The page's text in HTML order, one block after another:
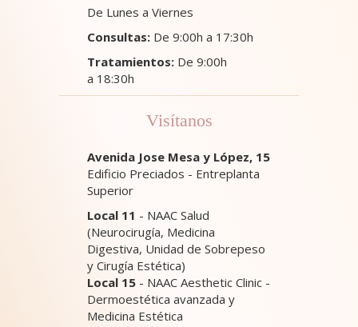
De Lunes a Viernes
Consultas: De 9:00h a 17:30h
Tratamientos: De 9:00h
a 18:30h
Visítanos
Avenida Jose Mesa y López, 15
Edificio Preciados - Entreplanta
Superior
Local 11 - NAAC Salud
(Neurocirugía, Medicina
Digestiva, Unidad de Sobrepeso
y Cirugía Estética)
Local 15 - NAAC Aesthetic Clinic -
Dermoestética avanzada y
Medicina Estética